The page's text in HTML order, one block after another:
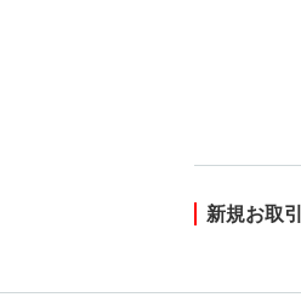
新規お取引